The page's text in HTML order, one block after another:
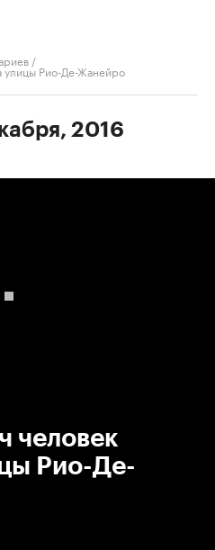
/
улицы Рио-Де-Жанейро
2016
человек
Рио-Де-